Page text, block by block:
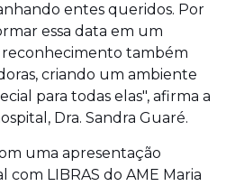
entes queridos. Por
essa data em um
também
criando um ambiente
para todas elas", afirma a
Dra. Sandra Guaré.
uma apresentação
com LIBRAS do AME Maria